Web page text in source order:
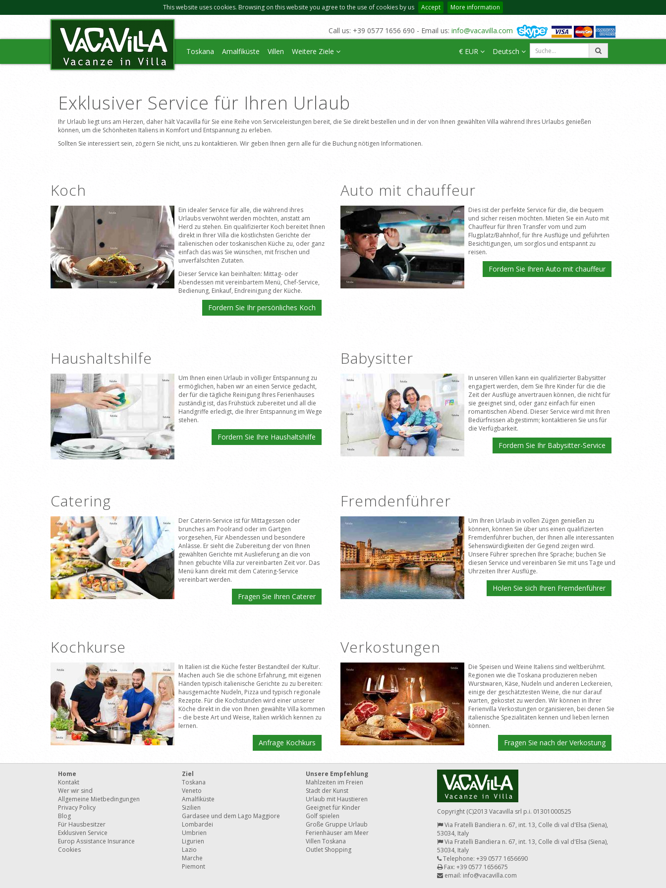
This website uses cookies. Browsing on this website you agree to the use of cookies by us Accept More information
Call us: +39 0577 1656 690 - Email us: info@vacavilla.com
Toskana Amalfiküste Villen Weitere Ziele € EUR Deutsch
Exklusiver Service für Ihren Urlaub
Ihr Urlaub liegt uns am Herzen, daher hält Vacavilla für Sie eine Reihe von Serviceleistungen bereit, die Sie direkt bestellen und in der von Ihnen gewählten Villa während Ihres Urlaubs genießen
können, um die Schönheiten Italiens in Komfort und Entspannung zu erleben.
Sollten Sie interessiert sein, zögern Sie nicht, uns zu kontaktieren. Wir geben Ihnen gern alle für die Buchung nötigen Informationen.
Koch
Ein idealer Service für alle, die während ihres
Urlaubs verwöhnt werden möchten, anstatt am
Herd zu stehen. Ein qualifizierter Koch bereitet Ihnen
direkt in Ihrer Villa die köstlichsten Gerichte der
italienischen oder toskanischen Küche zu, oder ganz
einfach das was Sie wünschen, mit frischen und
unverfälschten Zutaten.
Dieser Service kan beinhalten: Mittag- oder
Abendessen mit vereinbartem Menü, Chef-Service,
Bedienung, Einkauf, Endreinigung der Küche.
Fordern Sie Ihr persönliches Koch
Auto mit chauffeur
Dies ist der perfekte Service für die, die bequem
und sicher reisen möchten. Mieten Sie ein Auto mit
Chauffeur für Ihren Transfer vom und zum
Flugplatz/Bahnhof, für Ihre Ausflüge und geführten
Besichtigungen, um sorglos und entspannt zu
reisen.
Fordern Sie Ihren Auto mit chauffeur
Haushaltshilfe
Um Ihnen einen Urlaub in völliger Entspannung zu
ermöglichen, haben wir an einen Service gedacht,
der für die tägliche Reinigung Ihres Ferienhauses
zuständig ist, das Frühstück zubereitet und all die
Handgriffe erledigt, die Ihrer Entspannung im Wege
stehen.
Fordern Sie Ihre Haushaltshilfe
Babysitter
In unseren Villen kann ein qualifizierter Babysitter
engagiert werden, dem Sie Ihre Kinder für die die
Zeit der Ausflüge anvertrauen können, die nicht für
sie geeignet sind, oder ganz einfach für einen
romantischen Abend. Dieser Service wird mit Ihren
Bedürfnissen abgestimm; kontaktieren Sie uns für
die Verfügbarkeit.
Fordern Sie Ihr Babysitter-Service
Catering
Der Caterin-Service ist für Mittagessen oder
brunches am Poolrand oder im Gartgen
vorgesehen, Für Abendessen und besondere
Anlässe. Er sieht die Zubereitung der von Ihnen
gewählten Gerichte mit Auslieferung an die von
Ihnen gebuchte Villa zur vereinbarten Zeit vor. Das
Menü kann direkt mit dem Catering-Service
vereinbart werden.
Fragen Sie Ihren Caterer
Fremdenführer
Um Ihren Urlaub in vollen Zügen genießen zu
können, können Sie über uns einen qualifizierten
Fremdenführer buchen, der Ihnen alle interessanten
Sehenswürdigkeiten der Gegend zeigen wird.
Unsere Führer sprechen Ihre Sprache; buchen Sie
diesen Service und vereinbaren Sie mit uns Tage und
Uhrzeiten Ihrer Ausflüge.
Holen Sie sich Ihren Fremdenführer
Kochkurse
In Italien ist die Küche fester Bestandteil der Kultur.
Machen auch Sie die schöne Erfahrung, mit eigenen
Händen typisch italienische Gerichte zu zu bereiten:
hausgemachte Nudeln, Pizza und typisch regionale
Rezepte. Für die Kochstunden wird einer unserer
Köche direkt in die von Ihnen gewählte Villa kommen
– die beste Art und Weise, Italien wirklich kennen zu
lernen.
Anfrage Kochkurs
Verkostungen
Die Speisen und Weine Italiens sind weltberühmt.
Regionen wie die Toskana produzieren neben
Wurstwaren, Käse, Nudeln und anderen Leckereien,
einige der geschätztesten Weine, die nur darauf
warten, gekostet zu werden. Wir können in Ihrer
Ferienvilla Verkostungen organisieren, bei denen Sie
italienische Spezialitäten kennen und lieben lernen
können.
Fragen Sie nach der Verkostung
Home
Kontakt
Wer wir sind
Allgemeine Mietbedingungen
Privacy Policy
Blog
Für Hausbesitzer
Exklusiven Service
Europ Assistance Insurance
Cookies
Ziel
Toskana
Veneto
Amalfiküste
Sizilien
Gardasee und dem Lago Maggiore
Lombardei
Umbrien
Ligurien
Lazio
Marche
Piemont
Unsere Empfehlung
Mahlzeiten im Freien
Stadt der Kunst
Urlaub mit Haustieren
Geeignet für Kinder
Golf spielen
Große Gruppe Urlaub
Ferienhäuser am Meer
Villen Toskana
Outlet Shopping
Copyright (C)2013 Vacavilla srl p.i. 01301000525
Via Fratelli Bandiera n. 67, int. 13, Colle di val d'Elsa (Siena),
53034, Italy
Via Fratelli Bandiera n. 67, int. 13, Colle di val d'Elsa (Siena),
53034, Italy
Telephone: +39 0577 1656690
Fax: +39 0577 1656675
email: info@vacavilla.com